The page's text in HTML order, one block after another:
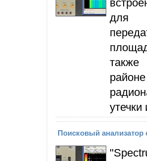
для
также
Поисковый анализатор